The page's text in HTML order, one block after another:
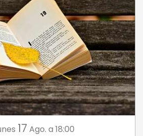
17 Ago. a 18:00